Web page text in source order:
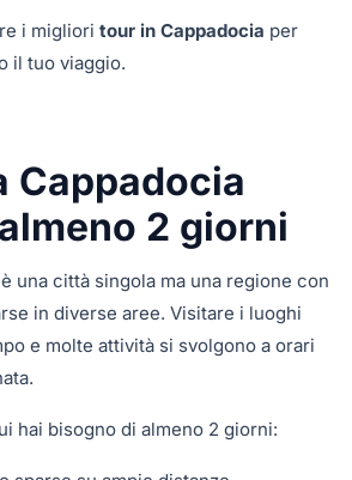
i migliori tour in Cappadocia per
il tuo viaggio.
Cappadocia
2 giorni
una città singola ma una regione con
in diverse aree. Visitare i luoghi
e molte attività si svolgono a orari
hai bisogno di almeno 2 giorni: